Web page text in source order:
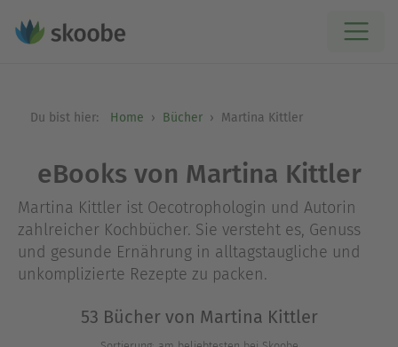
Du bist hier: Home Bücher Martina Kittler
eBooks von Martina Kittler
Martina Kittler ist Oecotrophologin und Autorin
zahlreicher Kochbücher. Sie versteht es, Genuss
und gesunde Ernährung in alltagstaugliche und
unkomplizierte Rezepte zu packen.
53 Bücher von Martina Kittler